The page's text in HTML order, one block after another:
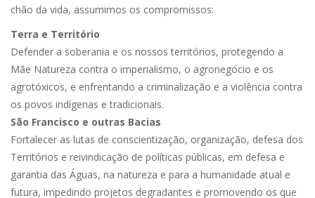
chão da vida, assumimos os compromissos:
Terra e Território
Defender a soberania e os nossos territórios, protegendo a
Mãe Natureza contra o imperialismo, o agronegócio e os
agrotóxicos, e enfrentando a criminalização e a violência contra
os povos indígenas e tradicionais.
São Francisco e outras Bacias
Fortalecer as lutas de conscientização, organização, defesa dos
Territórios e reivindicação de políticas públicas, em defesa e
garantia das Águas, na natureza e para a humanidade atual e
futura, impedindo projetos degradantes e promovendo os que